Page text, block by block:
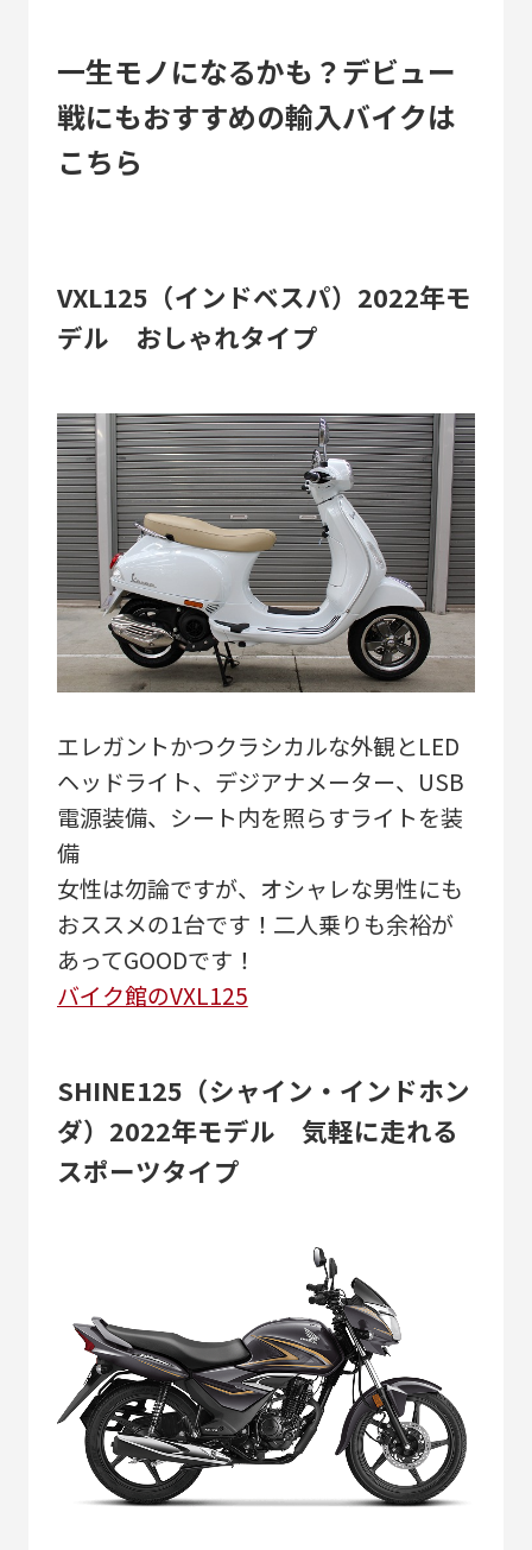
一生モノになるかも？デビュー
戦にもおすすめの輸入バイクは
こちら
VXL125（インドベスパ）2022年モ
デル おしゃれタイプ
エレガントかつクラシカルな外観とLED
ヘッドライト、デジアナメーター、USB
電源装備、シート内を照らすライトを装
備
女性は勿論ですが、オシャレな男性にも
おススメの1台です！二人乗りも余裕が
あってGOODです！
バイク館のVXL125
SHINE125（シャイン・インドホン
ダ）2022年モデル 気軽に走れる
スポーツタイプ